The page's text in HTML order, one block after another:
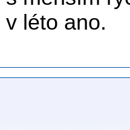
léto ano.